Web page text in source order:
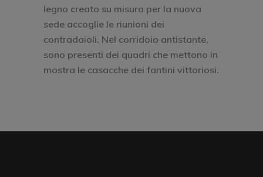
legno creato su misura per la nuova
sede accoglie le riunioni dei
contradaioli. Nel corridoio antistante,
sono presenti dei quadri che mettono in
mostra le casacche dei fantini vittoriosi.